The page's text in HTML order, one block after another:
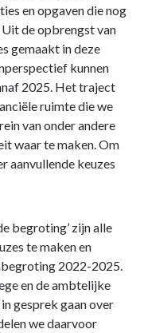
en opgaven die nog
de opbrengst van
gemaakt in deze
kunnen
2025. Het traject
ruimte die we
van onder andere
waar te maken. Om
aanvullende keuzes
begroting’ zijn alle
te maken en
2022-2025.
en de ambtelijke
gesprek gaan over
we daarvoor